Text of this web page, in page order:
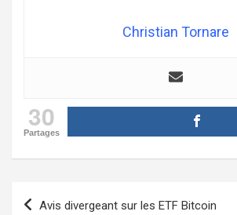
Christian Tornare
30
Partages
Navigation
Avis divergeant sur les ETF Bitcoin